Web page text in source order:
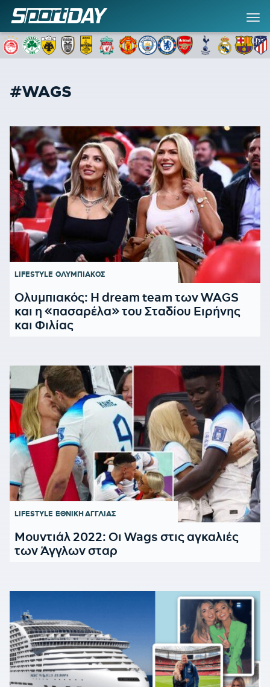
#WAGS
LIFESTYLE ΟΛΥΜΠΙΑΚΟΣ
Ολυμπιακός: Η dream team των WAGS
και η «πασαρέλα» του Σταδίου Ειρήνης
και Φιλίας
LIFESTYLE ΕΘΝΙΚΗ ΑΓΓΛΙΑΣ
Μουντιάλ 2022: Οι Wags στις αγκαλιές
των Άγγλων σταρ